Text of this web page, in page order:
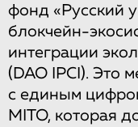
фонд «Русский
блокчейн-
интеграции
(DAO IPCI). Это
с единым
MITO, которая